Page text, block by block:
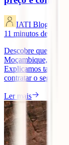
IATI Blog
11 minutos de leitura
Descobre que
Moçambique,
Explicamos
contratar o seguro
Ler mais